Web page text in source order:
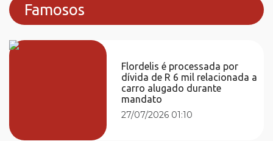
Famosos
Flordelis é processada por
dívida de R 6 mil relacionada a
carro alugado durante
mandato
27/07/2026 01:10